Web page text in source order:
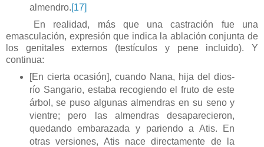
almendro.[17]
En realidad, más que una castración fue una
emasculación, expresión que indica la ablación conjunta de
los genitales externos (testículos y pene incluido). Y
continua:
[En cierta ocasión], cuando Nana, hija del dios-
río Sangario, estaba recogiendo el fruto de este
árbol, se puso algunas almendras en su seno y
vientre; pero las almendras desaparecieron,
quedando embarazada y pariendo a Atis. En
otras versiones, Atis nace directamente de la